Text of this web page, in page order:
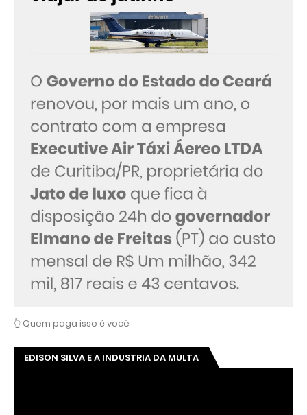
👆 Quem paga isso é você
EDISON SILVA E A INDUSTRIA DA MULTA